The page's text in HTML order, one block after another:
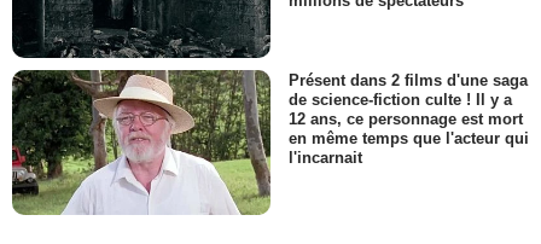
Présent dans 2 films d'une saga
de science-fiction culte ! Il y a
12 ans, ce personnage est mort
en même temps que l'acteur qui
l'incarnait